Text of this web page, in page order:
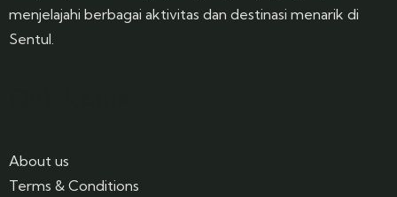
menjelajahi berbagai aktivitas dan destinasi menarik di
Sentul.
About us
Terms & Conditions